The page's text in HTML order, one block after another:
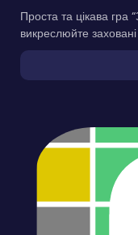
Проста та цікава гра
викреслюйте